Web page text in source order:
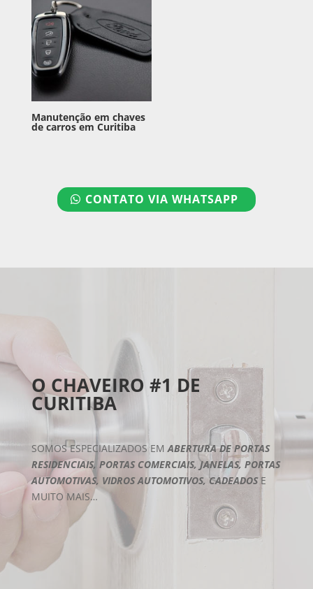
Manutenção em chaves
de carros em Curitiba
CONTATO VIA WHATSAPP
O CHAVEIRO #1 DE
CURITIBA
SOMOS ESPECIALIZADOS EM ABERTURA DE PORTAS
RESIDENCIAIS, PORTAS COMERCIAIS, JANELAS, PORTAS
AUTOMOTIVAS, VIDROS AUTOMOTIVOS, CADEADOS E
MUITO MAIS…